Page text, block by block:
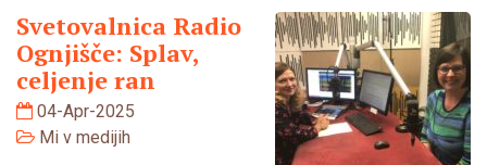
Svetovalnica Radio
Ognjišče: Splav,
celjenje ran
04-Apr-2025
Mi v medijih